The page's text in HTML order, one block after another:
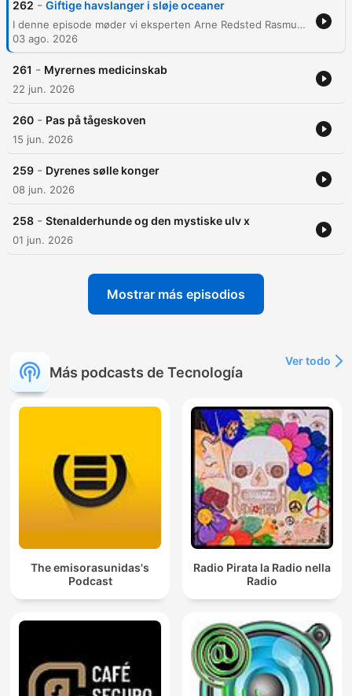
262 - Giftige havslanger i sløje oceaner
I denne episode møder vi eksperten Arne Redsted Rasmussen, der dykker ned i de fascinerende og komplekse livsformer hos havslanger. Episoden udforsker deres unikke biologiske tilpasninger, fra flade haler til ekstreme evner til at holde vejret, samt den videnskabelige brug af DNA-analyse til at forstå deres evolutionære historie. Samtalen bevæger sig fra de biologiske detaljer om gift og jagtmetoder til de store globale udfordringer. Vi diskuterer trusler som plastikforurening, overfiskeri og klimaforandringer, der påvirker havslangerne som vigtige indikatorarter for økosystemets sundhed, og afsluttes med et blik på biodiversitetens betydning for menneskehedens fremtid.
03 ago. 2026
261 - Myrernes medicinskab
22 jun. 2026
260 - Pas på tågeskoven
15 jun. 2026
259 - Dyrenes sølle konger
08 jun. 2026
258 - Stenalderhunde og den mystiske ulv x
01 jun. 2026
Mostrar más episodios
Más podcasts de Tecnología
Ver todo
The emisorasunidas's
Podcast
Radio Pirata la Radio nella
Radio